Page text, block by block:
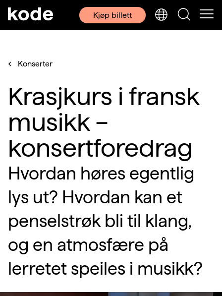
Kjøp billett
Konserter
Krasjkurs i fransk
musikk –
konsertforedrag
Hvordan høres egentlig
lys ut? Hvordan kan et
penselstrøk bli til klang,
og en atmosfære på
lerretet speiles i musikk?